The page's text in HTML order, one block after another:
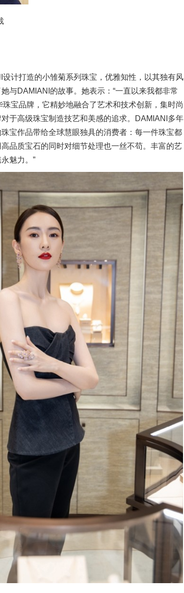
计打造的小雏菊系列珠宝，优雅知性，以其独有风
与DAMIANI的故事。她表示：“一直以来我都非常
宝品牌，它精妙地融合了艺术和技术创新，集时尚
于高级珠宝制造技艺和美感的追求。DAMIANI多年
宝作品带给全球慧眼独具的消费者：每一件珠宝都
品质宝石的同时对细节处理也一丝不苟。丰富的艺
魅力。”